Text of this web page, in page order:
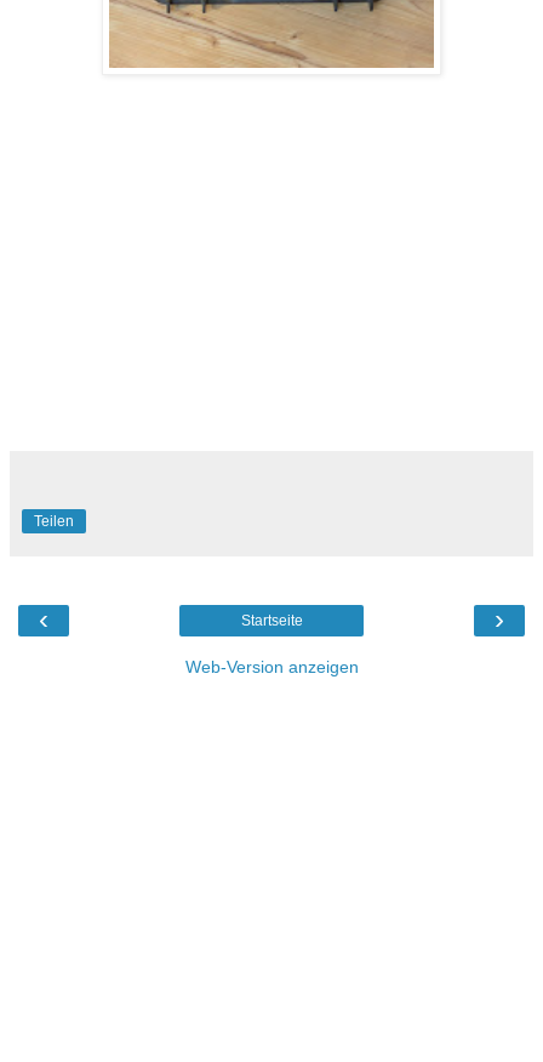
Teilen
‹ ›
Startseite
Web-Version anzeigen